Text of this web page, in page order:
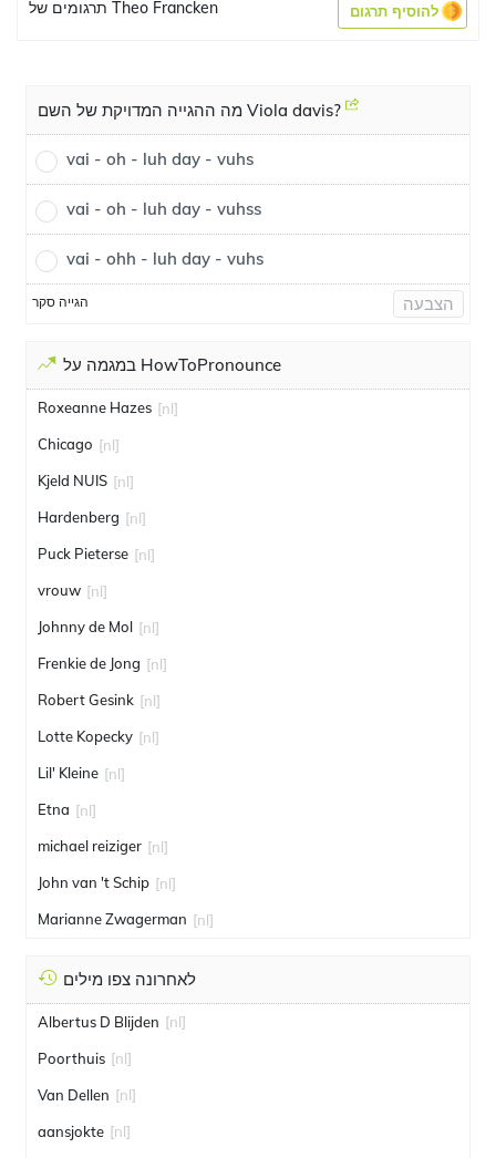
תרגומים של Theo Francken להוסיף תרגום
מה ההגייה המדויקת של השם Viola davis?
vai - oh - luh day - vuhs
vai - oh - luh day - vuhss
vai - ohh - luh day - vuhs
הגייה סקר הצבעה
במגמה על HowToPronounce
Roxeanne Hazes [nl]
Chicago [nl]
Kjeld NUIS [nl]
Hardenberg [nl]
Puck Pieterse [nl]
vrouw [nl]
Johnny de Mol [nl]
Frenkie de Jong [nl]
Robert Gesink [nl]
Lotte Kopecky [nl]
Lil' Kleine [nl]
Etna [nl]
michael reiziger [nl]
John van 't Schip [nl]
Marianne Zwagerman [nl]
לאחרונה צפו מילים
Albertus D Blijden [nl]
Poorthuis [nl]
Van Dellen [nl]
aansjokte [nl]